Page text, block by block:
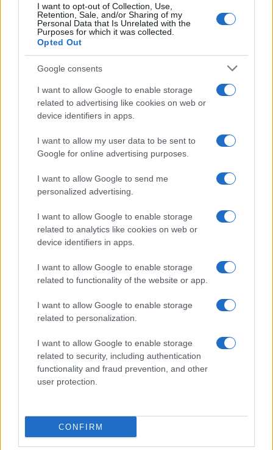
I want to opt-out of Collection, Use,
Retention, Sale, and/or Sharing of my
Personal Data that Is Unrelated with the
Purposes for which it was collected.
Opted Out
Google consents
I want to allow Google to enable storage
related to advertising like cookies on web or
device identifiers in apps.
I want to allow my user data to be sent to
Google for online advertising purposes.
I want to allow Google to send me
personalized advertising.
I want to allow Google to enable storage
related to analytics like cookies on web or
device identifiers in apps.
I want to allow Google to enable storage
related to functionality of the website or app.
I want to allow Google to enable storage
related to personalization.
I want to allow Google to enable storage
related to security, including authentication
functionality and fraud prevention, and other
user protection.
CONFIRM
Dizionario dei Sogni – J
Dizionario dei Sogni – L
Dizionario dei Sogni – M
Dizionario dei Sogni – N
Dizionario dei Sogni – O
Dizionario dei Sogni – P
Dizionario dei Sogni – R
Dizionario dei Sogni – T
Dizionario dei Sogni – U
Dizionario dei Sogni – V
Dizionario dei Sogni – Z
alla Z
Smorfia
Sogni Ricorrenti
SmorfiaNapoletana.org – Tutti i diritti riservati –
Cookie Policy